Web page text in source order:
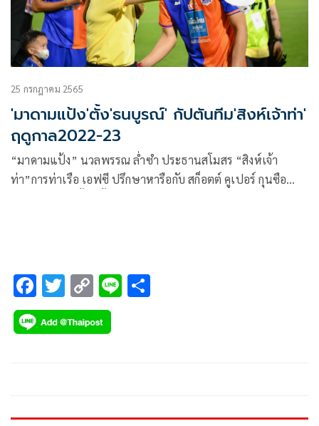
25 กรกฎาคม 2565
'มาดามแป้ง'ตั้ง'ธนบูรณ์' กัปตันทีม'สิงห์เจ้าท่า'
ฤดูกาล2022-23
“มาดามแป้ง” นวลพรรณ ล่ำซำ ประธานสโมสร “สิงห์เจ้า
ท่า”การท่าเรือ เอฟซี ปรึกษาหารือกับ สก็อตต์ คูเปอร์ กุนซือ
F
ac
e
T
wi
tt
C
o
p
Li